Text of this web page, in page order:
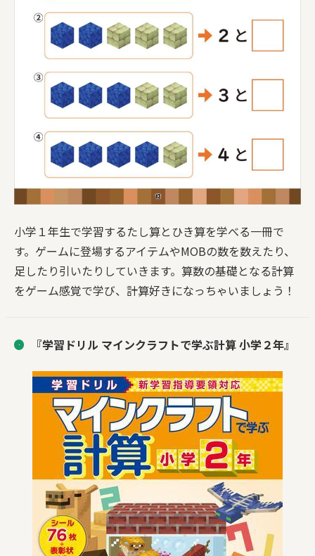
小学１年生で学習するたし算とひき算を学べる一冊で
す。ゲームに登場するアイテムやMOBの数を数えたり、
足したり引いたりしていきます。算数の基礎となる計算
をゲーム感覚で学び、計算好きになっちゃいましょう！
『学習ドリル マインクラフトで学ぶ計算 小学２年』